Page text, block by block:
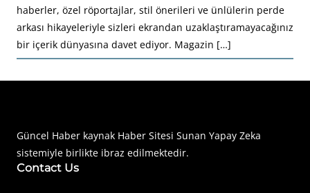
haberler, özel röportajlar, stil önerileri ve ünlülerin perde
arkası hikayeleriyle sizleri ekrandan uzaklaştıramayacağınız
bir içerik dünyasına davet ediyor. Magazin […]
Güncel Haber kaynak Haber Sitesi Sunan Yapay Zeka
sistemiyle birlikte ibraz edilmektedir.
Contact Us